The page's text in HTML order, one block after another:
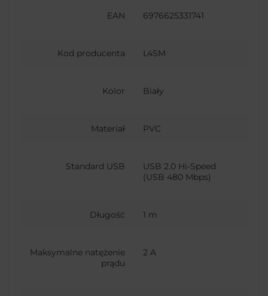
EAN 6976625331741
Kod producenta L4SM
Kolor Biały
Materiał PVC
Standard USB
USB 2.0 Hi-Speed
(USB 480 Mbps)
Długość 1 m
Maksymalne natężenie
prądu
2 A